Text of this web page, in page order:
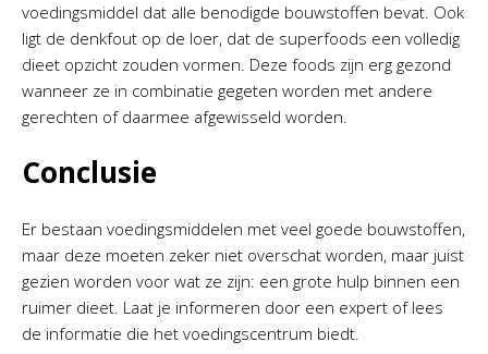
voedingsmiddel dat alle benodigde bouwstoffen bevat. Ook
ligt de denkfout op de loer, dat de superfoods een volledig
dieet opzicht zouden vormen. Deze foods zijn erg gezond
wanneer ze in combinatie gegeten worden met andere
gerechten of daarmee afgewisseld worden.
Conclusie
Er bestaan voedingsmiddelen met veel goede bouwstoffen,
maar deze moeten zeker niet overschat worden, maar juist
gezien worden voor wat ze zijn: een grote hulp binnen een
ruimer dieet. Laat je informeren door een expert of lees
de informatie die het voedingscentrum biedt.